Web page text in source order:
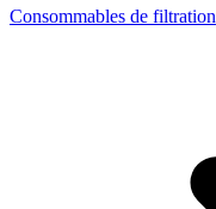
Consommables de filtration